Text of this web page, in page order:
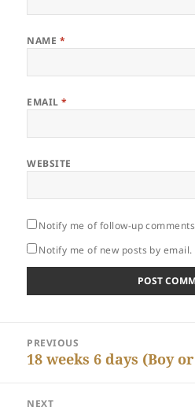
NAME *
EMAIL*
WEBSITE
Notify me of follow-up
Notify me of new posts by email.
navigation
PREVIOUS
Previous
18 weeks 6 days (Boy
NEXT